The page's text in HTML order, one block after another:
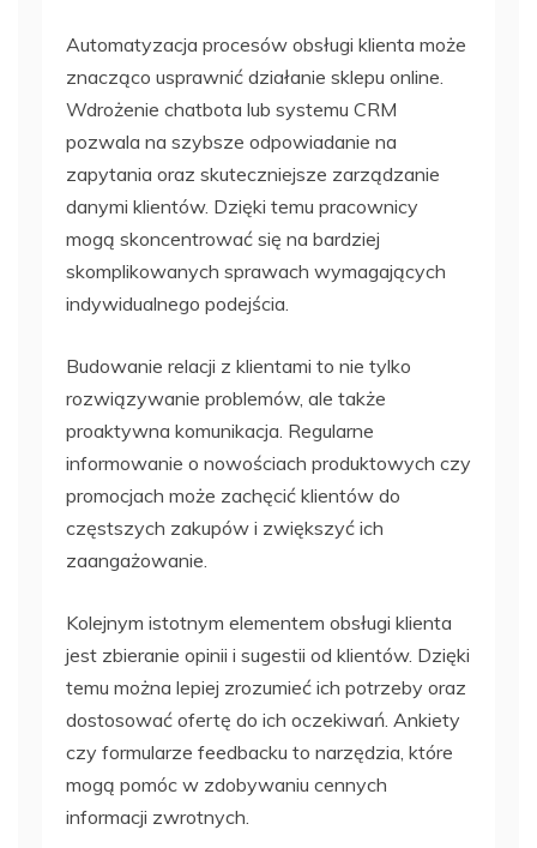
Automatyzacja procesów obsługi klienta może
znacząco usprawnić działanie sklepu online.
Wdrożenie chatbota lub systemu CRM
pozwala na szybsze odpowiadanie na
zapytania oraz skuteczniejsze zarządzanie
danymi klientów. Dzięki temu pracownicy
mogą skoncentrować się na bardziej
skomplikowanych sprawach wymagających
indywidualnego podejścia.
Budowanie relacji z klientami to nie tylko
rozwiązywanie problemów, ale także
proaktywna komunikacja. Regularne
informowanie o nowościach produktowych czy
promocjach może zachęcić klientów do
częstszych zakupów i zwiększyć ich
zaangażowanie.
Kolejnym istotnym elementem obsługi klienta
jest zbieranie opinii i sugestii od klientów. Dzięki
temu można lepiej zrozumieć ich potrzeby oraz
dostosować ofertę do ich oczekiwań. Ankiety
czy formularze feedbacku to narzędzia, które
mogą pomóc w zdobywaniu cennych
informacji zwrotnych.